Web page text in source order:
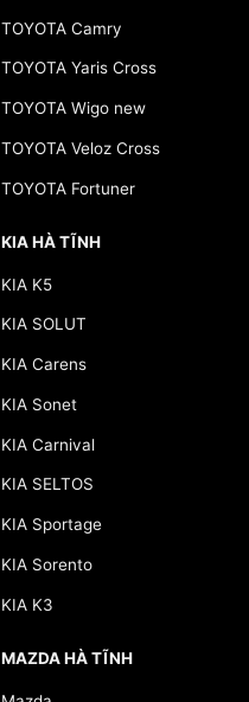
TOYOTA Camry
TOYOTA Yaris Cross
TOYOTA Wigo new
TOYOTA Veloz Cross
TOYOTA Fortuner
KIA HÀ TĨNH
KIA K5
KIA SOLUT
KIA Carens
KIA Sonet
KIA Carnival
KIA SELTOS
KIA Sportage
KIA Sorento
KIA K3
MAZDA HÀ TĨNH